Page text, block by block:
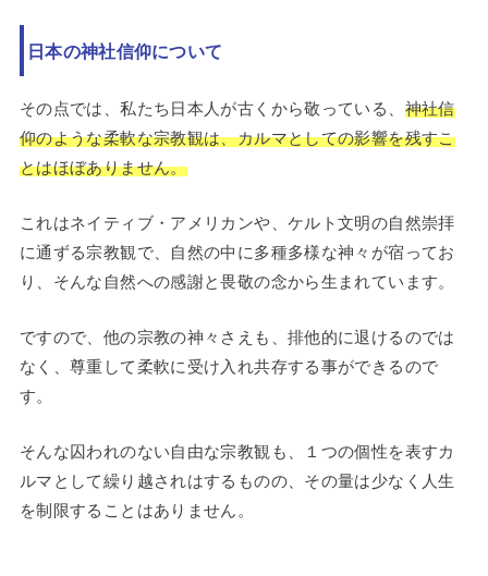
日本の神社信仰について
その点では、私たち日本人が古くから敬っている、 神社信
仰のような柔軟な宗教観は、カルマとしての影響を残すこ
とはほぼありません。
これはネイティブ・アメリカンや、ケルト文明の自然崇拝
に通ずる宗教観で、自然の中に多種多様な神々が宿ってお
り、そんな自然への感謝と畏敬の念から生まれています。
ですので、他の宗教の神々さえも、排他的に退けるのでは
なく、尊重して柔軟に受け入れ共存する事ができるので
す。
そんな囚われのない自由な宗教観も、１つの個性を表すカ
ルマとして繰り越されはするものの、その量は少なく人生
を制限することはありません。